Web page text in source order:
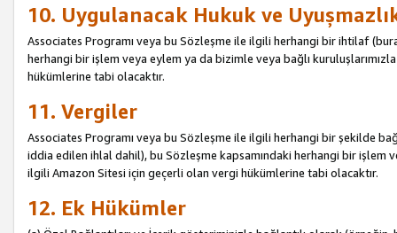
10. Uygulanacak Hukuk ve
Associates Programı veya bu Sözleşme ile ilgili herhangi bir ihtilaf
herhangi bir işlem veya eylem ya da bizimle veya bağlı
hükümlerine tabi olacaktır.
11. Vergiler
Associates Programı veya bu Sözleşme ile ilgili herhangi bir şekilde
iddia edilen ihlal dahil), bu Sözleşme kapsamındaki herhangi bir işlem
ilgili Amazon Sitesi için geçerli olan vergi hükümlerine tabi olacaktır.
12. Ek Hükümler